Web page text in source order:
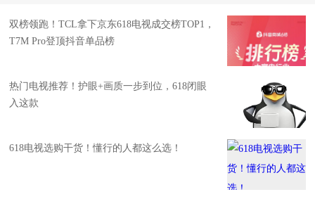
双榜领跑！TCL拿下京东618电视成交榜TOP1，
T7M Pro登顶抖音单品榜
热门电视推荐！护眼+画质一步到位，618闭眼
入这款
618电视选购干货！懂行的人都这么选！